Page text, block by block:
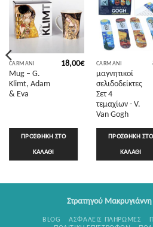
CARMANI
Mug – G.
Klimt, Adam
& Eva
18,00€
ΠΡΟΣΘΉΚΗ ΣΤΟ
ΚΑΛΆΘΙ
CARMANI
μαγνητικοί
σελιδοδείκτες
Σετ 4
τεμαχίων - V.
Van Gogh
ΠΡΟΣΘΉΚΗ ΣΤΟ
ΚΑΛΆΘΙ
Στρατηγού
BLOG ΑΣΦΑΛΕΊΣ ΠΛΗΡΩΜΈΣ